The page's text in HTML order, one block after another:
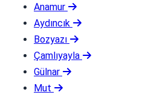
Anamur
Aydıncık
Bozyazı
Çamlıyayla
Gülnar
Mut